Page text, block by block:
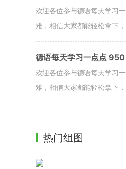
欢迎各位参与德语每天学习
难，相信大家都能轻松拿下，
德语每天学习一点点 950
欢迎各位参与德语每天学习
难，相信大家都能轻松拿下，
热门组图